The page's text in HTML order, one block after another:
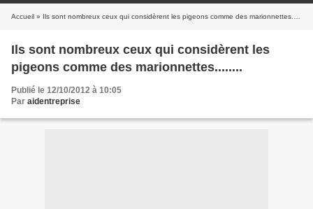
Accueil » Ils sont nombreux ceux qui considèrent les pigeons comme des marionnettes........
Ils sont nombreux ceux qui considèrent les
pigeons comme des marionnettes........
Publié le 12/10/2012 à 10:05
Par aidentreprise